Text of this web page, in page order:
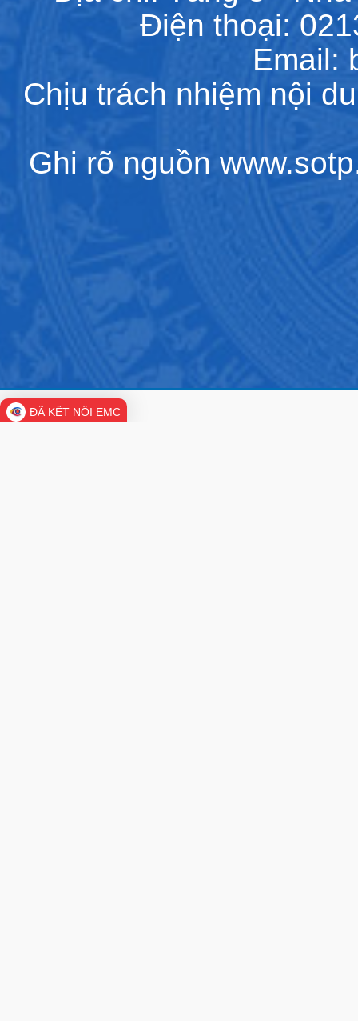
Điện thoại:
Email:
Chịu trách nhiệm nội
Ghi rõ nguồn
ĐÃ KẾT NỐI EMC